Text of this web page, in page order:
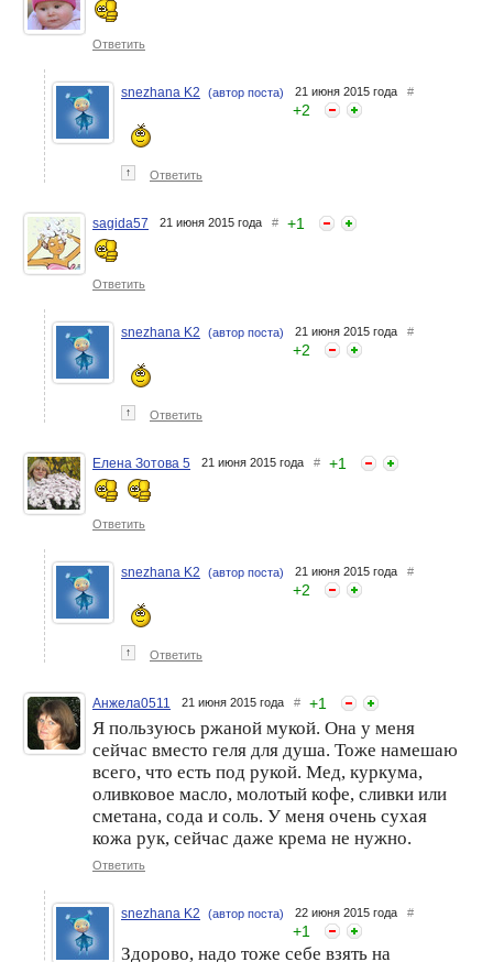
Ответить
snezhana K2 (автор поста) 21 июня 2015 года #
+2
↑ Ответить
sagida57 21 июня 2015 года # +1
Ответить
snezhana K2 (автор поста) 21 июня 2015 года #
+2
↑ Ответить
Елена Зотова 5 21 июня 2015 года # +1
Ответить
snezhana K2 (автор поста) 21 июня 2015 года #
+2
↑ Ответить
Анжела0511 21 июня 2015 года # +1
Я пользуюсь ржаной мукой. Она у меня
сейчас вместо геля для душа. Тоже намешаю
всего, что есть под рукой. Мед, куркума,
оливковое масло, молотый кофе, сливки или
сметана, сода и соль. У меня очень сухая
кожа рук, сейчас даже крема не нужно.
Ответить
snezhana K2 (автор поста) 22 июня 2015 года #
+1
Здорово, надо тоже себе взять на